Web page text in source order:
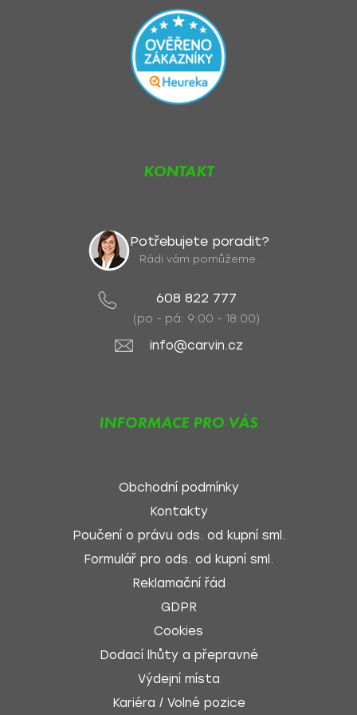
KONTAKT
Potřebujete poradit?
Rádi vám pomůžeme.
608 822 777
(po - pá: 9:00 - 18:00)
info@carvin.cz
INFORMACE PRO VÁS
Obchodní podmínky
Kontakty
Poučení o právu ods. od kupní sml.
Formulář pro ods. od kupní sml.
Reklamační řád
GDPR
Cookies
Dodací lhůty a přepravné
Výdejní místa
Kariéra / Volné pozice